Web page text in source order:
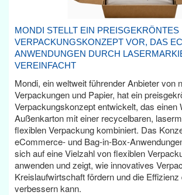
MONDI STELLT EIN PREISGEKRÖNTES
VERPACKUNGSKONZEPT VOR, DAS
ANWENDUNGEN DURCH
VEREINFACHT
Mondi, ein weltweit führender Anbieter von
Verpackungen und Papier, hat ein
Verpackungskonzept entwickelt, das einen
Außenkarton mit einer recycelbaren,
flexiblen Verpackung kombiniert. Das
eCommerce- und Bag-in-Box-
sich auf eine Vielzahl von flexiblen
anwenden und zeigt, wie innovatives
Kreislaufwirtschaft fördern und die
verbessern kann.